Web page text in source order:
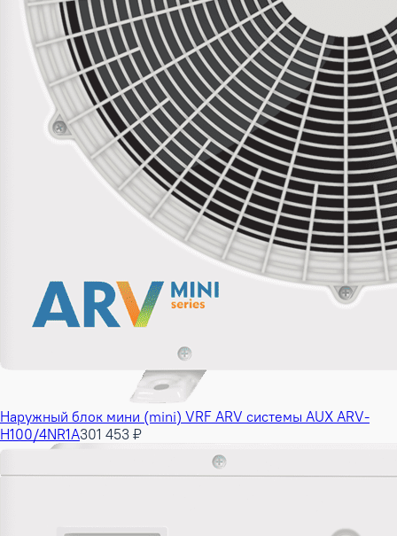
Наружный блок мини (mini) VRF ARV системы AUX ARV-
H100/4NR1A301 453 ₽